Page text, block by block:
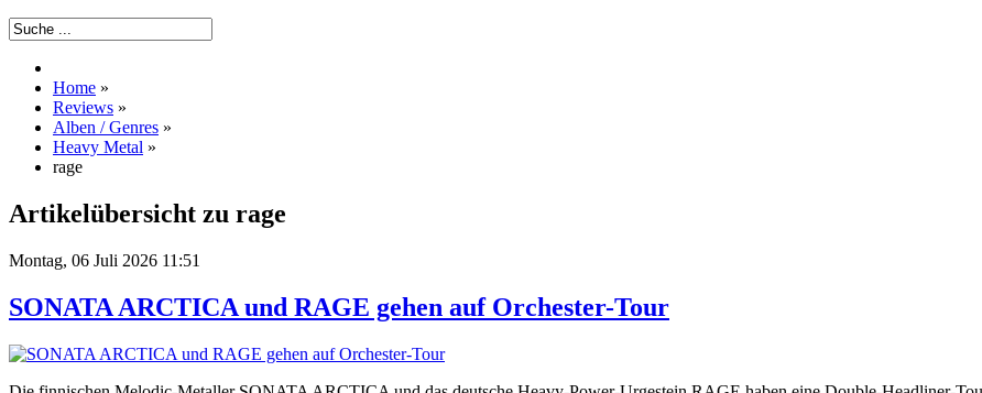
Home »
Reviews »
Alben / Genres »
Heavy Metal »
rage
Artikelübersicht zu rage
Montag, 06 Juli 2026 11:51
SONATA ARCTICA und RAGE gehen auf Orchester-Tour